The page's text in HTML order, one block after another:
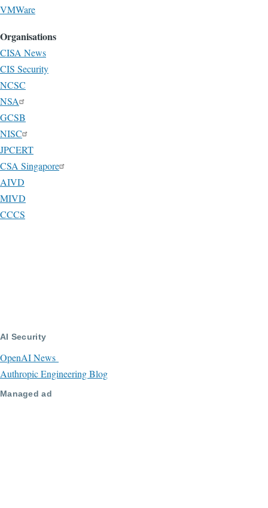
VMWare
Organisations
CISA News
CIS Security
NCSC
NSA
GCSB
NISC
JPCERT
CSA Singapore
AIVD
MIVD
CCCS
AI Security
OpenAI News
Authropic Engineering Blog
Managed ad